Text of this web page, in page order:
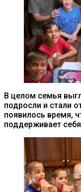
В целом семья
подросли и стали
появилось время,
поддерживает